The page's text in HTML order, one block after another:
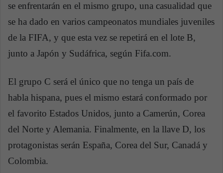
se enfrentarán en el mismo grupo, una casualidad que
se ha dado en varios campeonatos mundiales juveniles
de la FIFA, y que esta vez se repetirá en el lote B,
junto a Japón y Sudáfrica, según Fifa.com.
El grupo C será el único que no tenga un país de
habla hispana, pues el mismo estará conformado por
el favorito Estados Unidos, junto a Camerún, Corea
del Norte y Alemania. Finalmente, en la llave D, los
protagonistas serán España, Corea del Sur, Canadá y
Colombia.